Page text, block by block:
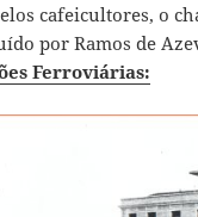
cafeicultores, o
por Ramos de
Ferroviárias: